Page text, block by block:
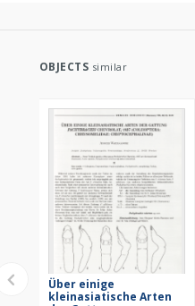
OBJECTS similar
Über einige
kleinasiatische Arten